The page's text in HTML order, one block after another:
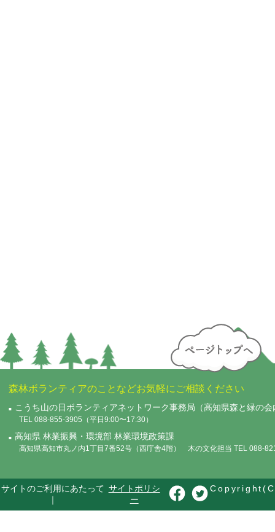
森林ボランティアのことなどお気軽にご相談ください
こうち山の日ボランティアネットワーク事務局（高知県森と緑の会
TEL 088-855-3905（平日9:00〜17:30）
高知県 林業振興・環境部 林業環境政策課
高知県高知市丸ノ内1丁目7番52号（西庁舎4階） 木の文化担当 TEL 088-
サイトのご利用にあたって
｜
サイトポリシ
ー